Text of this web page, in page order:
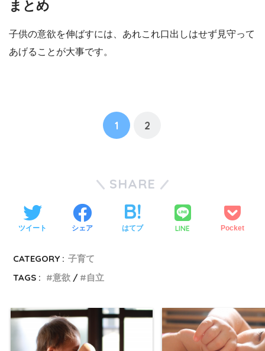
まとめ
子供の意欲を伸ばすには、あれこれ口出しはせず見守って
あげることが大事です。
1 2
SHARE
ツイート シェア はてブ LINE Pocket
CATEGORY : 子育て
TAGS :
意欲 自立